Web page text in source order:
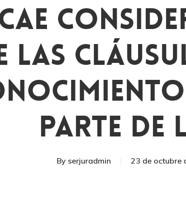
Las
Parte De
By serjuradmin 23 de octubre